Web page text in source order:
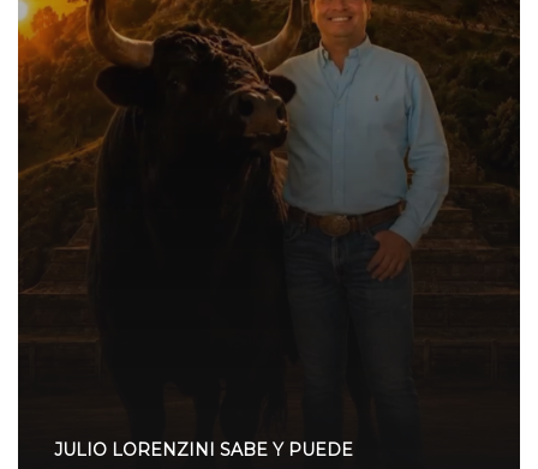
JULIO LORENZINI SABE Y PUEDE